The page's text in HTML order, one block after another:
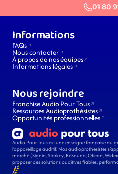
01 80
Audio Pour Tous est une enseigne française du
l’appareillage auditif. Nos audioprothésistes
marché (Signia, Starkey, ReSound, Oticon,
proposer des solutions auditives fiables,
Informations
FAQs
Nous contacter
À propos de nos équipes
Informations légales
Nous rejoindre
Franchise Audio Pour Tous
Ressources Audioprothésistes
Opportunités professionnelles